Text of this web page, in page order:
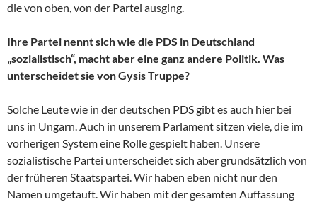
die von oben, von der Partei ausging.
Ihre Partei nennt sich wie die PDS in Deutschland
„sozialistisch“, macht aber eine ganz andere Politik. Was
unterscheidet sie von Gysis Truppe?
Solche Leute wie in der deutschen PDS gibt es auch hier bei
uns in Ungarn. Auch in unserem Parlament sitzen viele, die im
vorherigen System eine Rolle gespielt haben. Unsere
sozialistische Partei unterscheidet sich aber grundsätzlich von
der früheren Staatspartei. Wir haben eben nicht nur den
Namen umgetauft. Wir haben mit der gesamten Auffassung